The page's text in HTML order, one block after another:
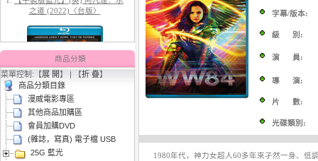
【平裝版藍光】[英] 太空超人
(2026)[台版字幕]
3. 【平裝版藍光】[英] 曼達洛人與
商品分類
菜單控制:【展 開】 | 【折 疊】
商品分類目錄
漫威電影專區
其他商品加購區
會員加購DVD
(雜誌，寫真) 電子檔 USB
25G 藍光
字幕/版本:
級 別:
演 員:
導 演:
片 數:
光碟類別:
1980年代，神力女超人60多年來孑然一身、低